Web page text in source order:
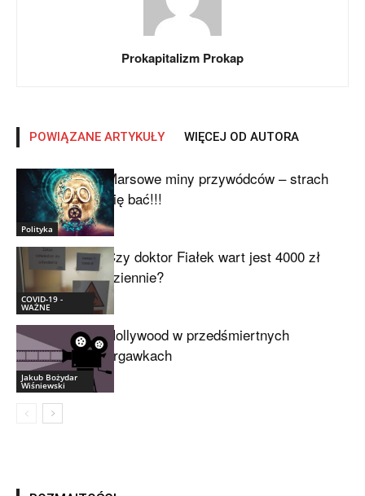
Prokapitalizm Prokap
POWIĄZANE ARTYKUŁY WIĘCEJ OD AUTORA
Polityka
Marsowe miny przywódców – strach
się bać!!!
COVID-19 -
WAŻNE
Czy doktor Fiałek wart jest 4000 zł
dziennie?
Jakub Bożydar
Wiśniewski
Hollywood w przedśmiertnych
drgawkach